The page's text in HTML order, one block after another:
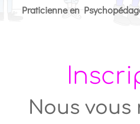
Praticienne en
Nous vous